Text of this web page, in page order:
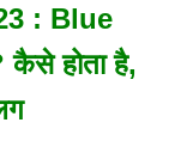
: Blue
कैसे होता है,